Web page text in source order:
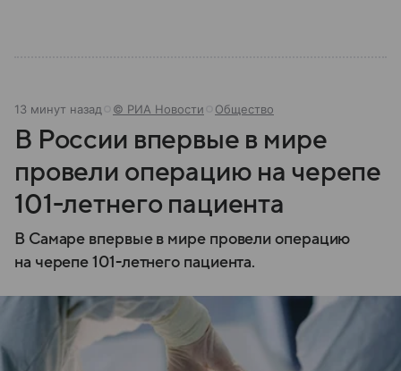
13 минут назад © РИА Новости Общество
В России впервые в мире
провели операцию на черепе
101-летнего пациента
В Самаре впервые в мире провели операцию
на черепе 101-летнего пациента.